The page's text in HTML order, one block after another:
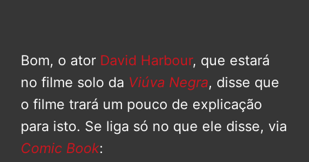
Bom, o ator David Harbour, que estará
no filme solo da Viúva Negra, disse que
o filme trará um pouco de explicação
para isto. Se liga só no que ele disse, via
Comic Book: